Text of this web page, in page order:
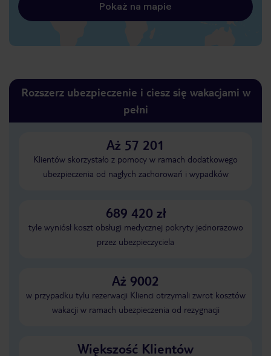
Pokaż na mapie
Rozszerz ubezpieczenie i ciesz się wakacjami w
pełni
Aż 57 201
Klientów skorzystało z pomocy w ramach dodatkowego
ubezpieczenia od nagłych zachorowań i wypadków
689 420 zł
tyle wyniósł koszt obsługi medycznej pokryty jednorazowo
przez ubezpieczyciela
Aż 9002
w przypadku tylu rezerwacji Klienci otrzymali zwrot kosztów
wakacji w ramach ubezpieczenia od rezygnacji
Większość Klientów